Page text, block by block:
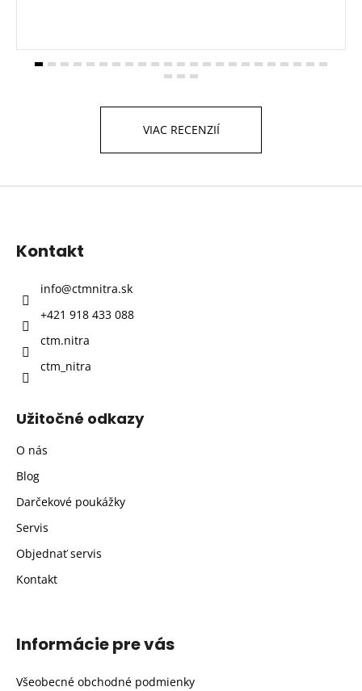
VIAC RECENZIÍ
Kontakt
info@ctmnitra.sk
+421 918 433 088
ctm.nitra
ctm_nitra
Užitočné odkazy
O nás
Blog
Darčekové poukážky
Servis
Objednať servis
Kontakt
Informácie pre vás
Všeobecné obchodné podmienky